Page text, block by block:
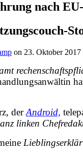
nach
on 23. Oktober 2017
derAndroid,
linken